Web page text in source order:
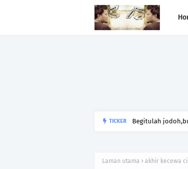
TICKER
Begitulah
Laman utama akhir kecewa